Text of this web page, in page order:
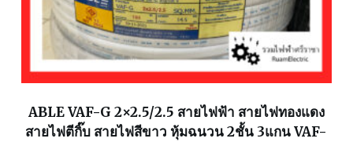
ABLE VAF-G 2×2.5/2.5 สายไฟฟ้า สายไฟทองแดง
สายไฟตีกิ๊บ สายไฟสีขาว หุ้มฉนวน 2ชั้น 3แกน VAF-